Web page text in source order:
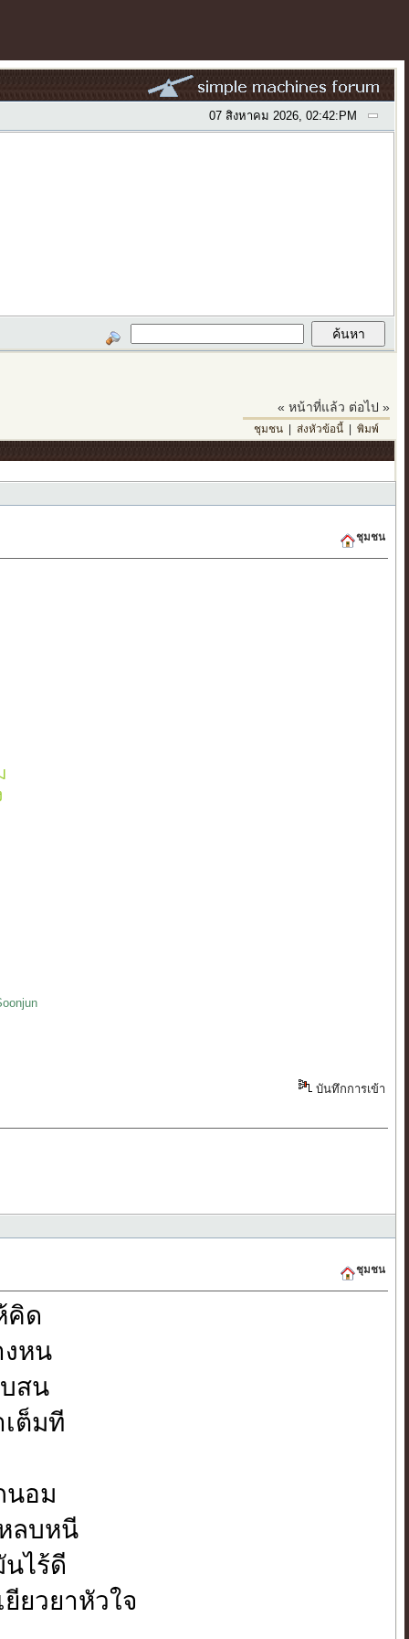
07 สิงหาคม 2026, 02:42:PM
« หน้าที่แล้ว ต่อไป »
ชุมชน| ส่งหัวข้อนี้| พิมพ์
ชุมชน
บันทึกการเข้า
ชุมชน
คิด
งหน
สน
ต็มที
นอม
ลบหนี
ไร้ดี
ยวยาหัวใจ